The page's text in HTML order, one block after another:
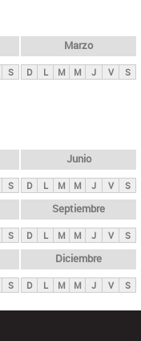
S
Marzo
D L M M J V S
S
Junio
D L M M J V S
S
Septiembre
D L M M J V S
S
Diciembre
D L M M J V S